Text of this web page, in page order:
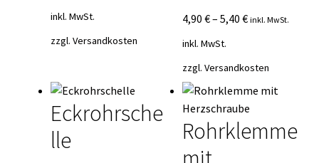
inkl. MwSt.
zzgl. Versandkosten
4,90€–5,40€ inkl. MwSt.
inkl. MwSt.
zzgl.Versandkosten
Eckrohrsche
lle
Rohrklemme